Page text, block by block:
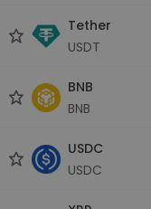
Tether
USDT
BNB
BNB
USDC
USDC